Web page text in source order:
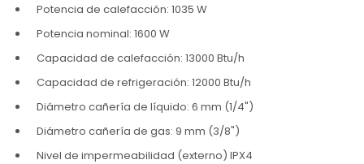
Potencia de calefacción: 1035 W
Potencia nominal: 1600 W
Capacidad de calefacción: 13000 Btu/h
Capacidad de refrigeración: 12000 Btu/h
Diámetro cañería de líquido: 6 mm (1/4")
Diámetro cañería de gas: 9 mm (3/8")
Nivel de impermeabilidad (externo) IPX4